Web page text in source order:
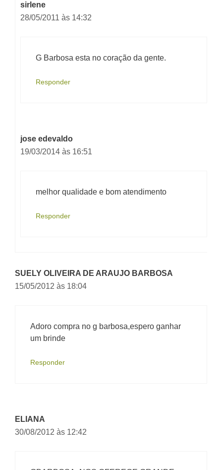
sirlene
28/05/2011 às 14:32
G Barbosa esta no coração da gente.
Responder
jose edevaldo
19/03/2014 às 16:51
melhor qualidade e bom atendimento
Responder
SUELY OLIVEIRA DE ARAUJO BARBOSA
15/05/2012 às 18:04
Adoro compra no g barbosa,espero ganhar
um brinde
Responder
ELIANA
30/08/2012 às 12:42